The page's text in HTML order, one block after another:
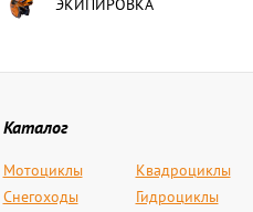
ЭКИПИРОВКА
Каталог
Мотоциклы
Квадроциклы
Снегоходы
Гидроциклы